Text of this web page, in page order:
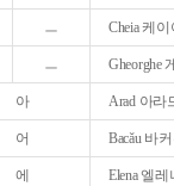
ㅡ Cheia 케이
ㅡ Gheorghe
아 Arad 아라
어 Bacǎu 바
에 Elena 엘레